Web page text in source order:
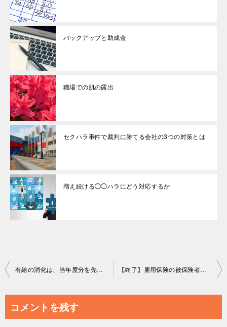
バックアップと助成金
職場での肌の露出
セクハラ事件で裁判に勝てる会社の3つの対策とは
増え続ける◯◯ハラにどう対応するか
投
ビ
有給の消化は、当年度分を先、繰越分を後にすることは認められるか 【終了】雇用保険の被保険者がひとりでもいれば、60万円もらえる可能性のある助成金
コメントを残す